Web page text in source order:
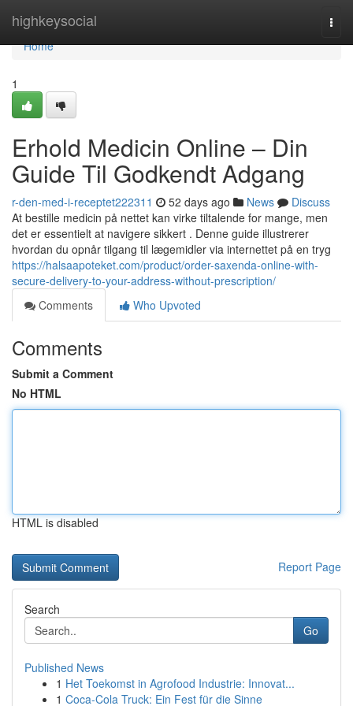
highkeysocial
Home
Home
1
Erhold Medicin Online – Din
Guide Til Godkendt Adgang
r-den-med-i-receptet222311 52 days ago News
Discuss
At bestille medicin på nettet kan virke tiltalende for mange, men
det er essentielt at navigere sikkert . Denne guide illustrerer
hvordan du opnår tilgang til lægemidler via internettet på en tryg
https://halsaapoteket.com/product/order-saxenda-online-with-
secure-delivery-to-your-address-without-prescription/
Comments
Who Upvoted
Comments
Submit a Comment
No HTML
HTML is disabled
Report Page
Search
Go
Published News
1 Het Toekomst in Agrofood Industrie: Innovat...
1 Coca-Cola Truck: Ein Fest für die Sinne